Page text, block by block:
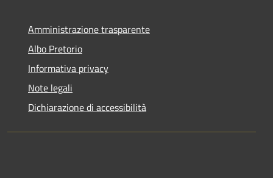
Amministrazione trasparente
Albo Pretorio
Informativa privacy
Note legali
Dichiarazione di accessibilità